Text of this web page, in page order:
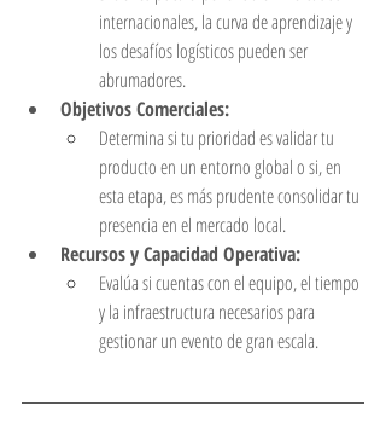
internacionales, la curva de aprendizaje y
los desafíos logísticos pueden ser
abrumadores.
Objetivos Comerciales:
Determina si tu prioridad es validar tu
producto en un entorno global o si, en
esta etapa, es más prudente consolidar tu
presencia en el mercado local.
Recursos y Capacidad Operativa:
Evalúa si cuentas con el equipo, el tiempo
y la infraestructura necesarios para
gestionar un evento de gran escala.